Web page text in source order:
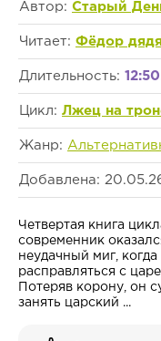
Автор: Старый
Читает: Фёдор
Длительность:
Цикл: Лжец на
Жанр:
Добавлена:
Четвертая книга
современник
неудачный миг,
расправляться с
Потеряв корону, он
занять царский ...